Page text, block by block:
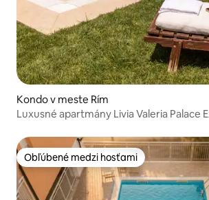
Kondo v meste Rím
Luxusné apartmány Livia Valeria Palace
Obľúbené medzi hosťami
Obľúbené medzi hosťami